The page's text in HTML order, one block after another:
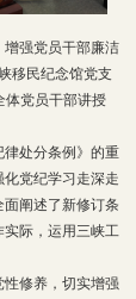
增强党员干部廉洁
移民纪念馆党支
体党员干部讲授
律处分条例》的重
党纪学习走深走
阐述了新修订条
际，运用三峡工
修养，切实增强